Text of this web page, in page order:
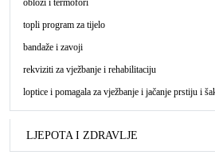
oblozi i termofori
topli program za tijelo
bandaže i zavoji
rekviziti za vježbanje i rehabilitaciju
loptice i pomagala za vježbanje i jačanje prstiju i
LJEPOTA I ZDRAVLJE